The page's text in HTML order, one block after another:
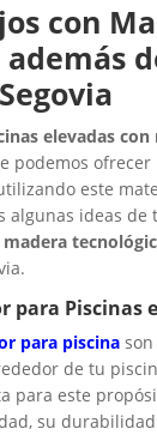
con
elevadas
podemos
este
algunas ideas de
madera
para Piscinas
para piscina
de tu
para este
su